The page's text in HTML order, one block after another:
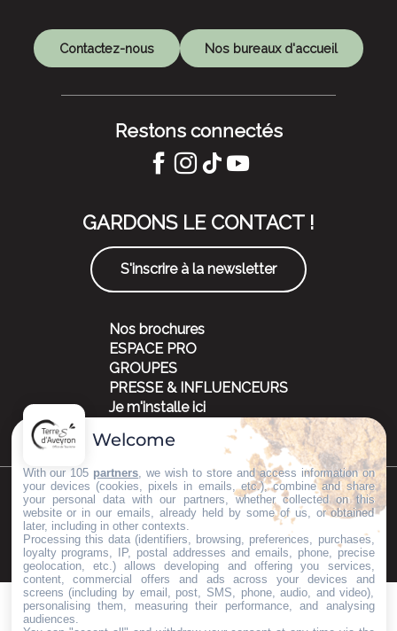
Contactez-nous Nos bureaux d'accueil
Restons connectés
GARDONS LE CONTACT !
S'inscrire à la newsletter
Nos brochures
ESPACE PRO
GROUPES
PRESSE & INFLUENCEURS
Je m'installe ici
©Copyright 2023 Mentions légalesPartenaires
Welcome
With our 105 partners , we wish to store and access information on
your devices (cookies, pixels in emails, etc.), combine and share
your personal data with our partners, whether collected on this
website or in our emails, already held by some of us, or obtained
later, including in other contexts.
Processing this data (identifiers, browsing, preferences, purchases,
loyalty programs, IP, postal addresses and emails, phone, precise
geolocation, etc.) allows developing and offering you services,
content, commercial offers and ads across your devices and
screens (including by email, post, SMS, phone, audio, and video),
personalising them, measuring their performance, and analysing
audiences.